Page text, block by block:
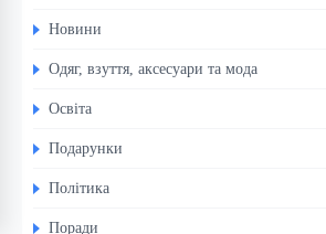
Новини
Одяг, взуття, аксесуари та мода
Освіта
Подарунки
Політика
Поради